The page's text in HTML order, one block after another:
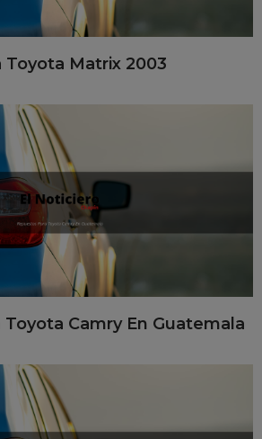
Toyota Matrix 2003
Toyota Camry En Guatemala